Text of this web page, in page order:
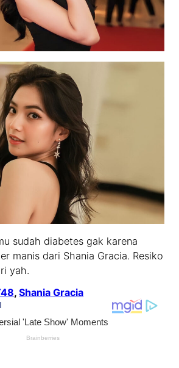
sudah diabetes gak karena
manis dari Shania Gracia. Resiko
yah.
, Shania Gracia